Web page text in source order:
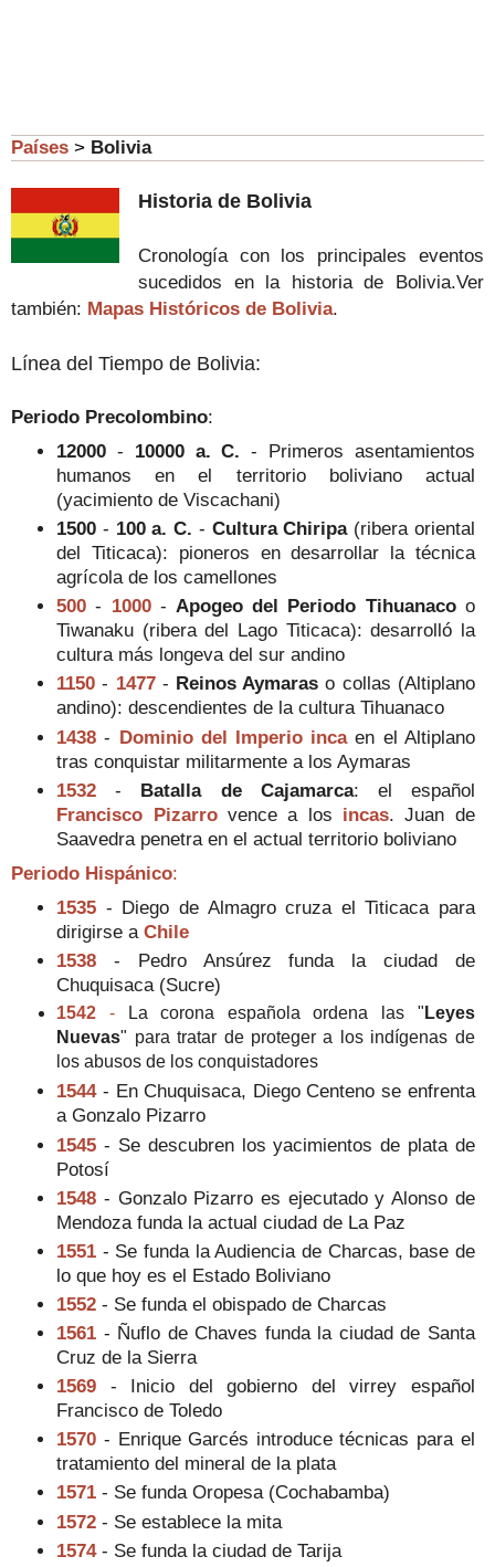
Países > Bolivia
Historia de Bolivia
Cronología con los principales eventos
sucedidos en la historia de Bolivia.Ver
también: Mapas Históricos de Bolivia.
Línea del Tiempo de Bolivia:
Periodo Precolombino:
12000- 10000 a. C. - Primeros asentamientos
humanos en el territorio boliviano actual
(yacimiento de Viscachani)
1500 - 100 a. C. - Cultura Chiripa(ribera oriental
del Titicaca): pioneros en desarrollar la técnica
agrícola de los camellones
500- 1000 - Apogeo del Periodo Tihuanacoo
Tiwanaku (ribera del Lago Titicaca): desarrolló la
cultura más longeva del sur andino
1150- 1477 - Reinos Aymaraso collas (Altiplano
andino): descendientes de la cultura Tihuanaco
1438- Dominio del Imperio inca en el Altiplano
tras conquistar militarmente a los Aymaras
1532- Batalla de Cajamarca: el español
Francisco Pizarrovence a los incas. Juan de
Saavedra penetra en el actual territorio boliviano
Periodo Hispánico:
1535 - Diego de Almagro cruza el Titicaca para
dirigirse aChile
1538- Pedro Ansúrez funda la ciudad de
Chuquisaca (Sucre)
1542 -La corona española ordena las " Leyes
Nuevas" para tratar de proteger a los indígenas de
los abusos de los conquistadores
1544 - En Chuquisaca, Diego Centeno se enfrenta
a Gonzalo Pizarro
1545- Se descubren los yacimientos de plata de
Potosí
1548 - Gonzalo Pizarro es ejecutado y Alonso de
Mendoza funda la actual ciudad de La Paz
1551 - Se funda la Audiencia de Charcas, base de
lo que hoy es el Estado Boliviano
1552- Se funda el obispado de Charcas
1561 - Ñuflo de Chaves funda la ciudad de Santa
Cruz de la Sierra
1569 - Inicio del gobierno del virrey español
Francisco de Toledo
1570 - Enrique Garcés introduce técnicas para el
tratamiento del mineral de la plata
1571- Se funda Oropesa (Cochabamba)
1572- Se establece la mita
1574- Se funda la ciudad de Tarija